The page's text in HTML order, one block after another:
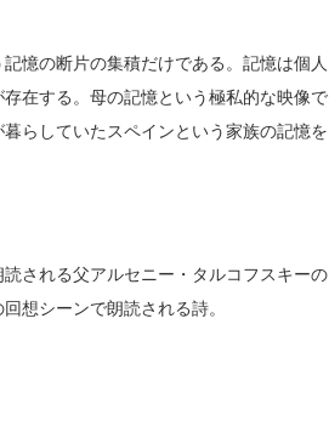
憶の断片の集積だけである。記憶は個人
在する。母の記憶という極私的な映像で
らしていたスペインという家族の記憶を
される父アルセニー・タルコフスキーの
想シーンで朗読される詩。